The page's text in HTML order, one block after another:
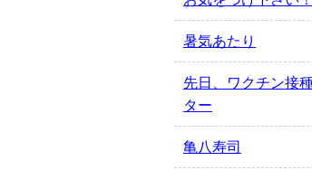
暑気あたり
先日、ワクチン接
ター
亀八寿司